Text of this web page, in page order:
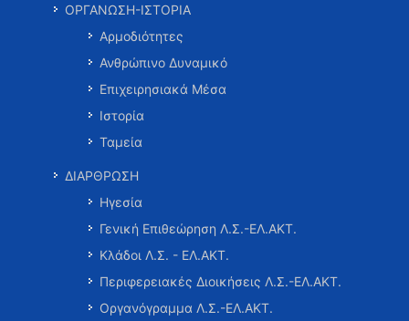
ΟΡΓΑΝΩΣΗ-ΙΣΤΟΡΙΑ
Αρμοδιότητες
Ανθρώπινο Δυναμικό
Επιχειρησιακά Μέσα
Ιστορία
Ταμεία
ΔΙΑΡΘΡΩΣΗ
Ηγεσία
Γενική Επιθεώρηση Λ.Σ.-ΕΛ.ΑΚΤ.
Κλάδοι Λ.Σ. - ΕΛ.ΑΚΤ.
Περιφερειακές Διοικήσεις Λ.Σ.-ΕΛ.ΑΚΤ.
Οργανόγραμμα Λ.Σ.-ΕΛ.ΑΚΤ.